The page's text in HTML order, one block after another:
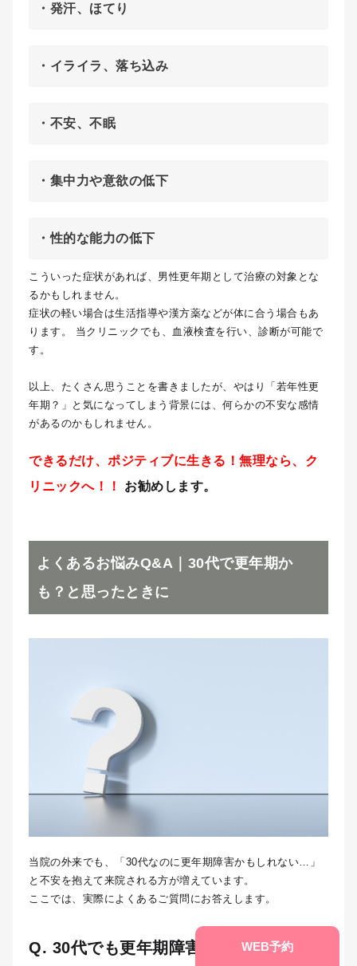
・発汗、ほてり
・イライラ、落ち込み
・不安、不眠
・集中力や意欲の低下
・性的な能力の低下
こういった症状があれば、男性更年期として治療の対象とな
るかもしれません。
症状の軽い場合は生活指導や漢方薬などが体に合う場合もあ
ります。 当クリニックでも、血液検査を行い、診断が可能で
す。
以上、たくさん思うことを書きましたが、やはり「若年性更
年期？」と気になってしまう背景には、何らかの不安な感情
があるのかもしれません。
できるだけ、ポジティブに生きる！無理なら、ク
リニックへ！！
お勧めします。
よくあるお悩みQ&A｜30代で更年期か
も？と思ったときに
当院の外来でも、「30代なのに更年期障害かもしれない…」
と不安を抱えて来院される方が増えています。
ここでは、実際によくあるご質問にお答えします。
Q. 30代でも更年期障害になることはあ
WEB予約